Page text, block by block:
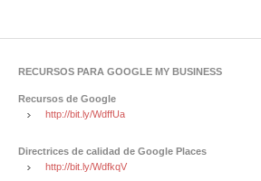
RECURSOS PARA GOOGLE MY BUSINESS
Recursos de Google
http://bit.ly/WdffUa
Directrices de calidad de Google Places
http://bit.ly/WdfkqV